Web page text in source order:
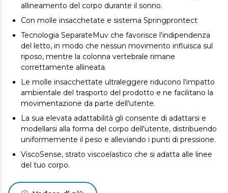
allineamento del corpo durante il sonno.
Con molle insacchetate e sistema Springprontect
Tecnologia SeparateMuv che favorisce l'indipendenza
del letto, in modo che nessun movimento influisca sul
riposo, mentre la colonna vertebrale rimane
correttamente allineata.
Le molle insacchettate ultraleggere riducono l'impatto
ambientale del trasporto del prodotto e ne facilitano la
movimentazione da parte dell'utente.
La sua elevata adattabilità gli consente di adattarsi e
modellarsi alla forma del corpo dell'utente, distribuendo
uniformemente il peso e alleviando i punti di pressione.
ViscoSense, strato viscoelastico che si adatta alle linee
del tuo corpo.
morbidezza, elevata traspirabilità, resistenza e facilità di